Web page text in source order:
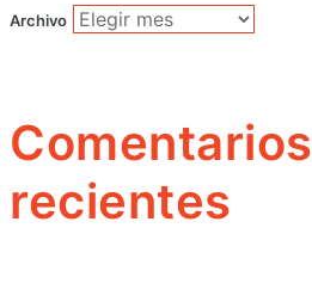
Archivo
Comentarios
recientes